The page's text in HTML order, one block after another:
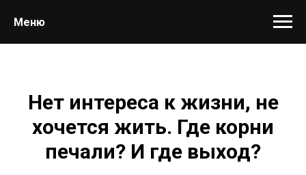
Меню
Нет интереса к жизни, не
хочется жить. Где корни
печали? И где выход?